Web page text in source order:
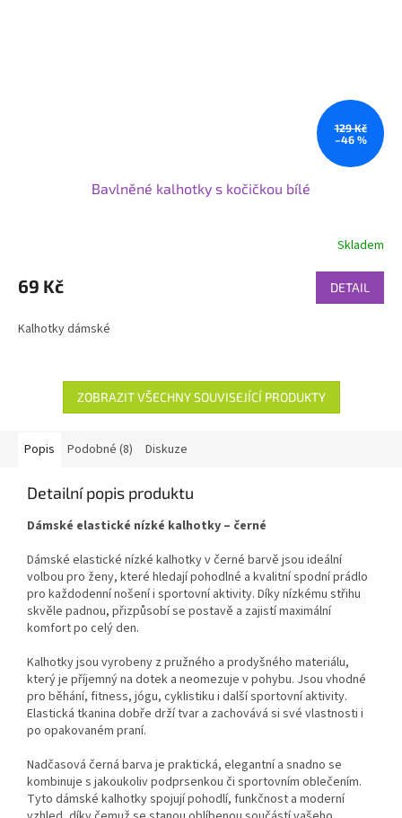
129 Kč
–46 %
Bavlněné kalhotky s kočičkou bílé
Skladem
69 Kč DETAIL
Kalhotky dámské
ZOBRAZIT VŠECHNY SOUVISEJÍCÍ PRODUKTY
Popis Podobné (8) Diskuze
Detailní popis produktu
Dámské elastické nízké kalhotky – černé
Dámské elastické nízké kalhotky v černé barvě jsou ideální
volbou pro ženy, které hledají pohodlné a kvalitní spodní prádlo
pro každodenní nošení i sportovní aktivity. Díky nízkému střihu
skvěle padnou, přizpůsobí se postavě a zajistí maximální
komfort po celý den.
Kalhotky jsou vyrobeny z pružného a prodyšného materiálu,
který je příjemný na dotek a neomezuje v pohybu. Jsou vhodné
pro běhání, fitness, jógu, cyklistiku i další sportovní aktivity.
Elastická tkanina dobře drží tvar a zachovává si své vlastnosti i
po opakovaném praní.
Nadčasová černá barva je praktická, elegantní a snadno se
kombinuje s jakoukoliv podprsenkou či sportovním oblečením.
Tyto dámské kalhotky spojují pohodlí, funkčnost a moderní